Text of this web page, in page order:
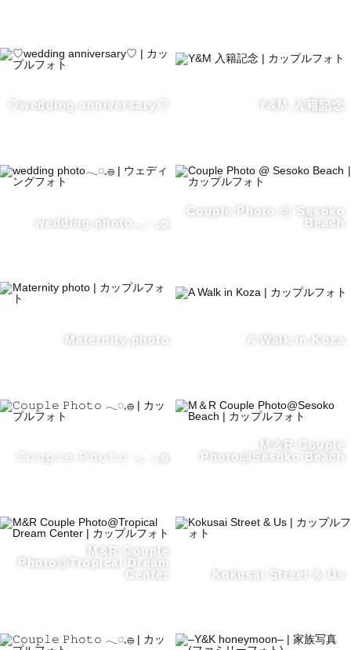
♡wedding anniversary♡ Y&M 入籍記念
wedding photo𓂃◌𓈒𓐍
Couple Photo @ Sesoko
Beach
Maternity photo A Walk in Koza
𝙲𝚘𝚞𝚙𝚕𝚎 𝙿𝚑𝚘𝚝𝚘 𓂃◌𓈒𓐍
M＆R Couple
Photo@Sesoko Beach
M&R Couple
Photo@Tropical Dream
Center
Kokusai Street & Us